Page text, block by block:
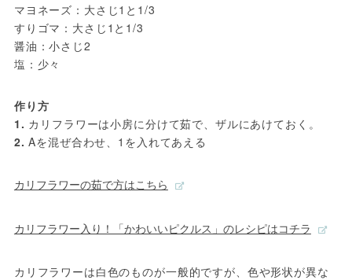
マヨネーズ：大さじ1と1/3
すりゴマ：大さじ1と1/3
醤油：小さじ2
塩：少々
作り方
1.
2. Aを混ぜ合わせ、1を入れてあえる
カリフラワーの茹で方はこちら
カリフラワー入り！「かわいいピクルス」のレシピはコチラ
カリフラワーは白色のものが一般的ですが、色や形状が異な